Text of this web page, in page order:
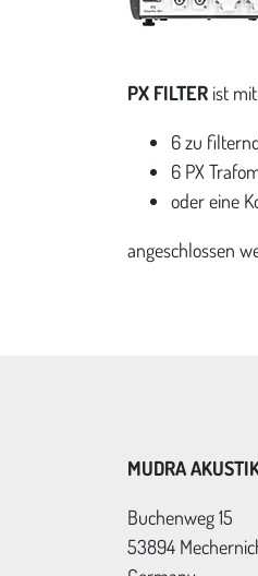
PX FILTER ist
6 zu
6 PX
oder eine
angeschlossen
MUDRA
Buchenweg 15
53894